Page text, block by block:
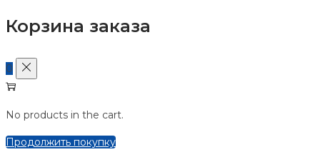
Корзина заказа
0
No products in the cart.
Продолжить покупку